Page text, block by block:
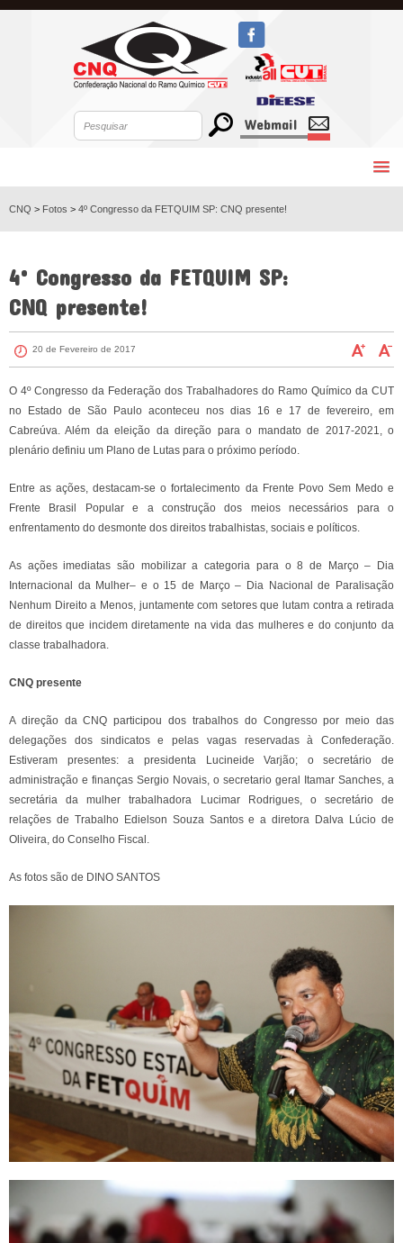
Webmail
CNQ > Fotos > 4º Congresso da FETQUIM SP: CNQ presente!
4º Congresso da FETQUIM SP:
CNQ presente!
20 de Fevereiro de 2017
O 4º Congresso da Federação dos Trabalhadores do Ramo Químico da CUT
no Estado de São Paulo aconteceu nos dias 16 e 17 de fevereiro, em
Cabreúva. Além da eleição da direção para o mandato de 2017-2021, o
plenário definiu um Plano de Lutas para o próximo período.
Entre as ações, destacam-se o fortalecimento da Frente Povo Sem Medo e
Frente Brasil Popular e a construção dos meios necessários para o
enfrentamento do desmonte dos direitos trabalhistas, sociais e políticos.
As ações imediatas são mobilizar a categoria para o 8 de Março – Dia
Internacional da Mulher– e o 15 de Março – Dia Nacional de Paralisação
Nenhum Direito a Menos, juntamente com setores que lutam contra a retirada
de direitos que incidem diretamente na vida das mulheres e do conjunto da
classe trabalhadora.
CNQ presente
A direção da CNQ participou dos trabalhos do Congresso por meio das
delegações dos sindicatos e pelas vagas reservadas à Confederação.
Estiveram presentes: a presidenta Lucineide Varjão; o secretário de
administração e finanças Sergio Novais, o secretario geral Itamar Sanches, a
secretária da mulher trabalhadora Lucimar Rodrigues, o secretário de
relações de Trabalho Edielson Souza Santos e a diretora Dalva Lúcio de
Oliveira, do Conselho Fiscal.
As fotos são de DINO SANTOS